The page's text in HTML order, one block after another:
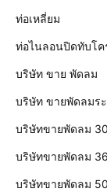
ท่อเหลี่ยม
ท่อไนลอนปิดทับโค
บริษัท ขาย พัดลม
บริษัท ขายพัดลมร
บริษัทขายพัดลม
บริษัทขายพัดลม
บริษัทขายพัดลม